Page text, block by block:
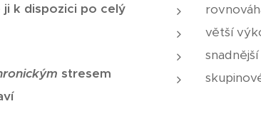
ji k dispozici po celý
stresem
větší